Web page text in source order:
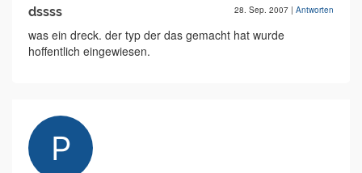
dssss 28. Sep. 2007 | Antworten
was ein dreck. der typ der das gemacht hat wurde
hoffentlich eingewiesen.